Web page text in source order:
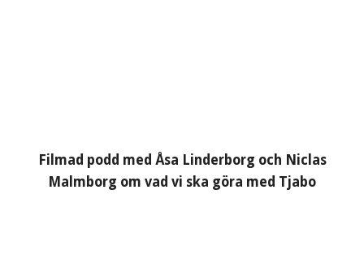
Filmad podd med Åsa Linderborg och Niclas
Malmborg om vad vi ska göra med Tjabo